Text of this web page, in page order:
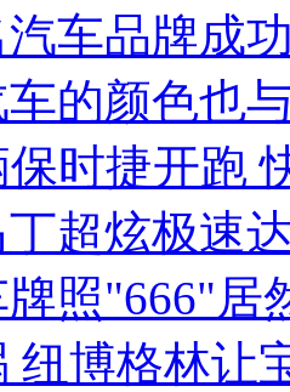
车品牌成
的颜色也
保时捷开跑
超炫极速
照"666"居
纽博格林让